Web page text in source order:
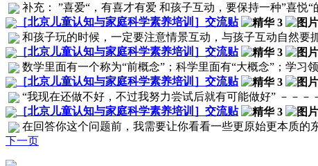
补充： ”喜爱“，有喜才有爱 和孩子互动，要保持一种”喜悦
［北京儿童认知与家庭科学素养培训］交流贴
和孩子玩的时候，一定要注意情景互动，与孩子互动自然要
［北京儿童认知与家庭科学素养培训］交流贴
数学里面有一个称为“前概念”；科学里面有“大概念”；学习
［北京儿童认知与家庭科学素养培训］交流贴
“我现在还做不好，不过我努力尝试后就有可能做好” －－
［北京儿童认知与家庭科学素养培训］交流贴
在回答你这个问题前，我需要让你看看一些更原始更本质的
下一页